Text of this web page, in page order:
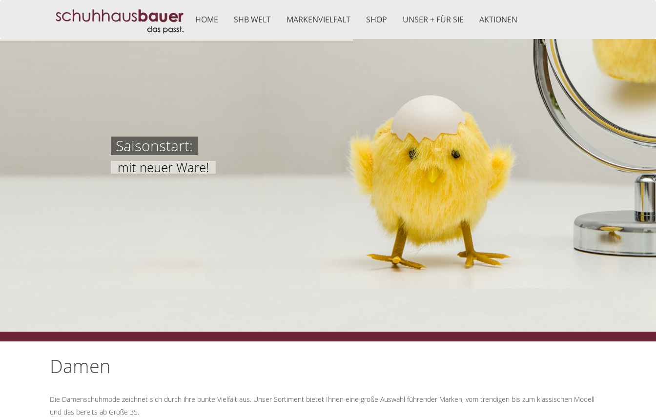
HOME SHB WELT MARKENVIELFALT SHOP UNSER + FÜR SIE AKTIONEN
Saisonstart:
mit neuer Ware!
Damen
Die Damenschuhmode zeichnet sich durch ihre bunte Vielfalt aus. Unser Sortiment bietet Ihnen eine große Auswahl führender Marken, vom trendigen bis zum klassischen Modell
und das bereits ab Größe 35.